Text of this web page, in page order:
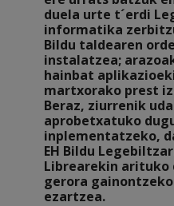
duela urte t´erdi
informatika
Bildu taldearen
instalatzea;
hainbat
martxorako prest
Beraz, ziurrenik
aprobetxatuko
inplementatzeko,
EH Bildu
Librearekin arituko
gerora
ezartzea.